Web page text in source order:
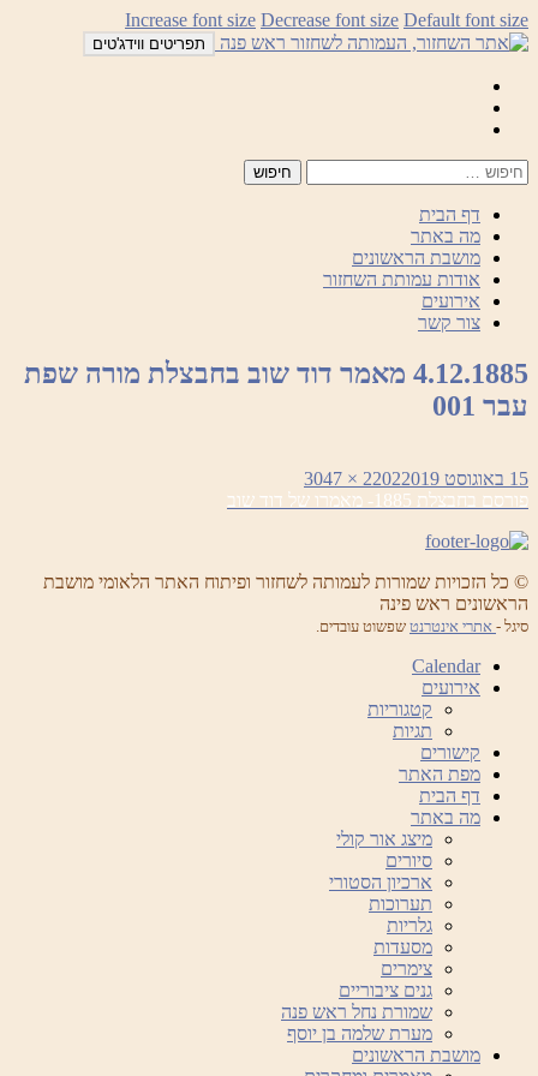
לדלג
לתוכן
Increase font size Decrease font size Default font size
תפריטים ווידג'טים
דף הבית
מה באתר
מושבת הראשונים
אודות עמותת השחזור
אירועים
צור קשר
4.12.1885 מאמר דוד שוב בחבצלת מורה שפת
עבר 001
פורסם
בתאריך
15 באוגוסט 2019
מסך
מלא
2202 × 3047
ניווט
פורסם בחבצלת 1885- מאמרו של דוד שוב
© כל הזכויות שמורות לעמותה לשחזור ופיתוח האתר הלאומי מושבת
הראשונים ראש פינה
סיגל - אתרי אינטרנט שפשוט עובדים.
Calendar
אירועים
קטגוריות
תגיות
קישורים
מפת האתר
דף הבית
מה באתר
מיצג אור קולי
סיורים
ארכיון הסטורי
תערוכות
גלריות
מסעדות
צימרים
גנים ציבוריים
שמורת נחל ראש פנה
מערת שלמה בן יוסף
מושבת הראשונים